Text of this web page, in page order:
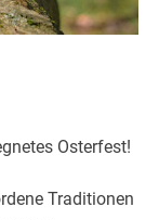
Osterfest!
Traditionen